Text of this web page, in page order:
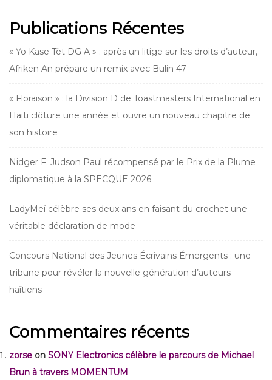
Publications Récentes
« Yo Kase Tèt DG A » : après un litige sur les droits d’auteur,
Afriken An prépare un remix avec Bulin 47
« Floraison » : la Division D de Toastmasters International en
Haïti clôture une année et ouvre un nouveau chapitre de
son histoire
Nidger F. Judson Paul récompensé par le Prix de la Plume
diplomatique à la SPECQUE 2026
LadyMeï célèbre ses deux ans en faisant du crochet une
véritable déclaration de mode
Concours National des Jeunes Écrivains Émergents : une
tribune pour révéler la nouvelle génération d’auteurs
haïtiens
Commentaires récents
zorse on SONY Electronics célèbre le parcours de Michael
Brun à travers MOMENTUM